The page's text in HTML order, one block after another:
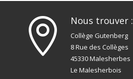
 Nous trouver :
Collège Gutenberg
8 Rue des Collèges
45330 Malesherbes
Le Malesherbois